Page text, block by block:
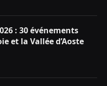
: 30 événements
et la Vallée d’Aoste